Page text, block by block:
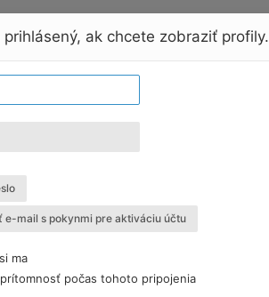
ak chcete zobraziť profily.
e-mail s pokynmi pre aktiváciu účtu
ma
počas tohoto pripojenia